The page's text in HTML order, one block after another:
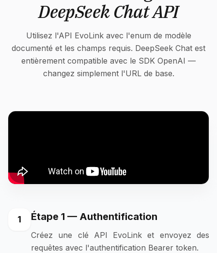
DeepSeek Chat API
Utilisez l'API EvoLink avec l'enum de modèle
documenté et les champs requis. DeepSeek Chat est
entièrement compatible avec le SDK OpenAI —
changez simplement l'URL de base.
1 Étape 1 — Authentification
Créez une clé API EvoLink et envoyez des
requêtes avec l'authentification Bearer token.